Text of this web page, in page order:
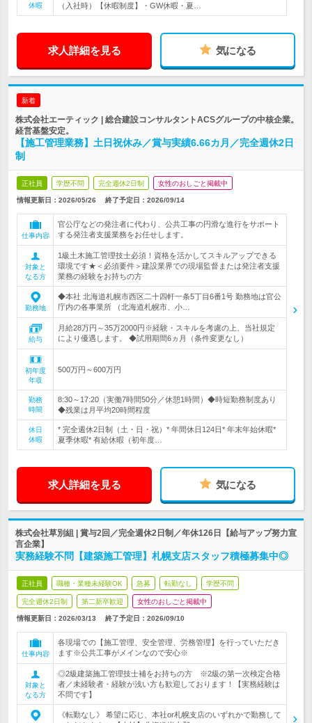
休暇
（入社時）【休暇制度】・GW休暇・夏…
求人詳細を見る 気になる
新着
株式会社エーティック | 総合建設コンサルタントACSグループの中核企業。
経営基盤安定。
【施工管理業務】土日祝休み／賞与実績6.66カ月／完全週休2日
制
正社員 学歴不問 完全週休2日制 女性のおしごと掲載中
情報更新日：2026/05/26 終了予定日： 2026/09/14
仕事内容
官公庁などの発注者に代わり、公共工事の円滑な進行をサポート
する発注者支援業務をお任せします。
対象と
なる方
1級土木施工管理技士必須！資格を活かしてスキルアップできる
環境です★＜必須要件＞建設業界での現場監督または発注者支援
業務の経験をお持ちの方
勤務地
◆本社 北海道札幌市西区二十四軒一条5丁目6番1号 勤務地は官公
庁内の各事業所 （北海道札幌市、小…
給与
月給28万円～35万2000円※経験・スキルを考慮の上、当社規定
により優遇します。 ◆試用期間6ヵ月（条件変更なし）
初年度
年収
500万円～600万円
勤務
時間
8:30～17:20（実働7時間50分／休憩1時間）◆時短勤務制度あり
◆残業は月平均20時間程度
休日
休暇
* 完全週休2日制（土・日・祝）* 年間休日124日* 年末年始休暇*
夏季休暇* 有給休暇（初年度…
求人詳細を見る 気になる
株式会社草別組 | 賞与2回／完全週休2日制／年休126日【給与アップ努力宣
言企業】
実務経験不問【建築施工管理】札幌支店スタッフ積極募集中◎
正社員 職種・業種未経験OK 急募 転勤なし 学歴不問
完全週休2日制 第二新卒歓迎 女性のおしごと掲載中
情報更新日：2026/03/13 終了予定日： 2026/09/10
仕事内容
各現場での【施工管理、安全管理、労務管理】を行っていただき
ます※公共工事がメインなので安心※
対象と
なる方
◎2級建築施工管理技士補をお持ちの方 ※2級の第一次検定合格
者／未経験者・経験が浅い方も歓迎しております！【実務経験は
不問です】
《転勤なし》 希望に応じ、本社or札幌支店のいずれかで勤務して